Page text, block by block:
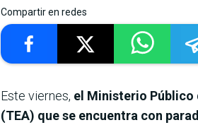
Compartir en redes
Este viernes, el Ministerio Público
(TEA) que se encuentra con